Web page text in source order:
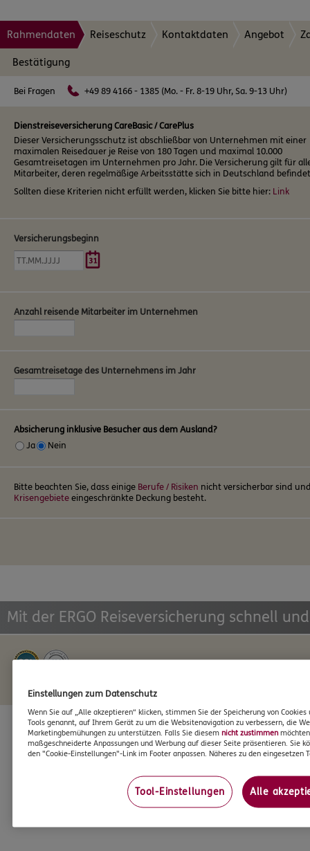
Rahmendaten Reiseschutz Kontaktdaten Angebot
Bestätigung
Bei Fragen +49 89 4166 - 1385 (Mo. - Fr. 8-19 Uhr, Sa. 9-13 Uhr)
Dienstreiseversicherung CareBasic / CarePlus
Dieser Versicherungsschutz ist abschließbar von Unternehmen mit einer
maximalen Reisedauer je Reise von 180 Tagen und maximal 10.000
Gesamtreisetagen im Unternehmen pro Jahr. Die Versicherung gilt für
Mitarbeiter, deren regelmäßige Arbeitsstätte sich in Deutschland
Sollten diese Kriterien nicht erfüllt werden, klicken Sie bitte hier: Link
Versicherungsbeginn
Anzahl reisende Mitarbeiter im Unternehmen
Gesamtreisetage des Unternehmens im Jahr
Absicherung inklusive Besucher aus dem Ausland?
Ja
Nein
Bitte beachten Sie, dass einige Berufe / Risiken nicht versicherbar sind
Krisengebieteeingeschränkte Deckung besteht.
Mit der ERGO Reiseversicherung schnell
Einstellungen zum Datenschutz
Wenn Sie auf „Alle akzeptieren“ klicken, stimmen Sie der Speicherung von
Tools genannt, auf Ihrem Gerät zu um die Websitenavigation zu verbessern, die
Marketingbemühungen zu unterstützen. Falls Sie diesem nicht zustimmen
maßgeschneiderte Anpassungen und Werbung auf dieser Seite präsentieren. Sie
den "Cookie-Einstellungen"-Link im Footer anpassen. Näheres zu den eingesetzen
Tool-Einstellungen Alle